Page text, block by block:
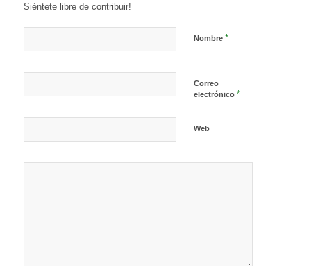
Siéntete libre de contribuir!
Nombre *
Correo
electrónico *
Web